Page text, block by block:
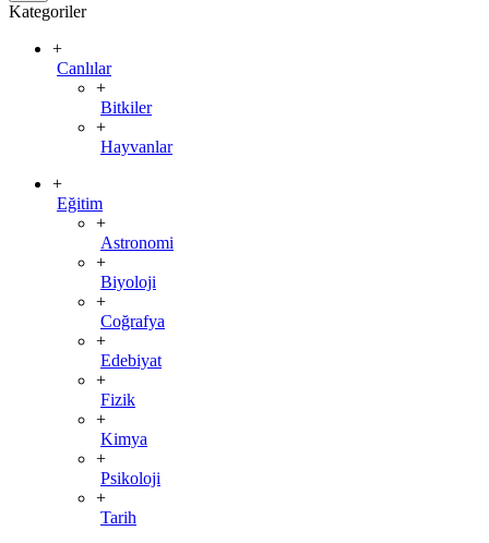
Kategoriler
+
Canlılar
+
Bitkiler
+
Hayvanlar
+
Eğitim
+
Astronomi
+
Biyoloji
+
Coğrafya
+
Edebiyat
+
Fizik
+
Kimya
+
Psikoloji
+
Tarih